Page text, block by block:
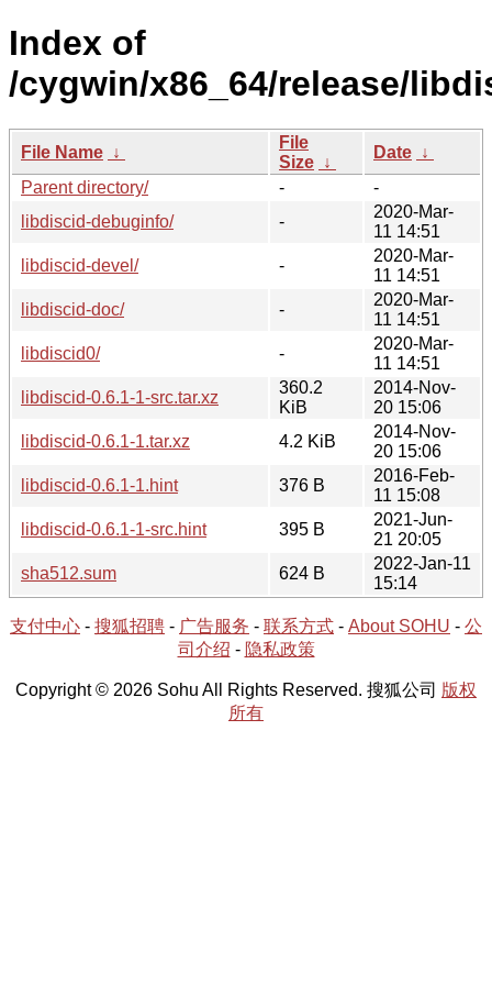
Index of
/cygwin/x86_64/release/
File Name ↓
File
Size ↓
Date ↓
Parent directory/
-
-
libdiscid-debuginfo/
-
2020-Mar-
11 14:51
libdiscid-devel/
-
2020-Mar-
11 14:51
libdiscid-doc/
-
2020-Mar-
11 14:51
libdiscid0/
-
2020-Mar-
11 14:51
libdiscid-0.6.1-1-src.tar.xz
360.2
KiB
2014-Nov-
20 15:06
libdiscid-0.6.1-1.tar.xz
4.2 KiB
2014-Nov-
20 15:06
libdiscid-0.6.1-1.hint
376 B
2016-Feb-
11 15:08
libdiscid-0.6.1-1-src.hint
395 B
2021-Jun-
21 20:05
sha512.sum
624 B
2022-Jan-11
15:14
支付中心 - 搜狐招聘 - 广告服务 - 联系方式 - About SOHU - 公
司介绍 - 隐私政策
Copyright © 2026 Sohu All Rights Reserved. 搜狐公司 版权
所有